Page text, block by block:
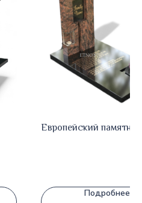
Европейский
Подробнее